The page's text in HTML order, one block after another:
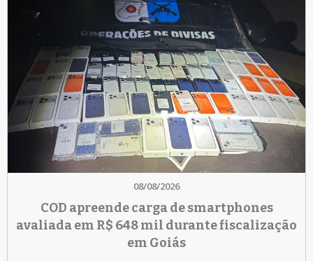
08/08/2026
COD apreende carga de smartphones
avaliada em R$ 648 mil durante fiscalização
em Goiás